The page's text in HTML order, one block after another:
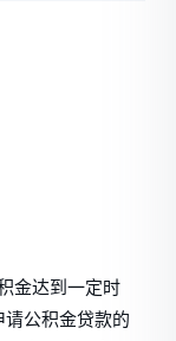
金达到一定时
公积金贷款的